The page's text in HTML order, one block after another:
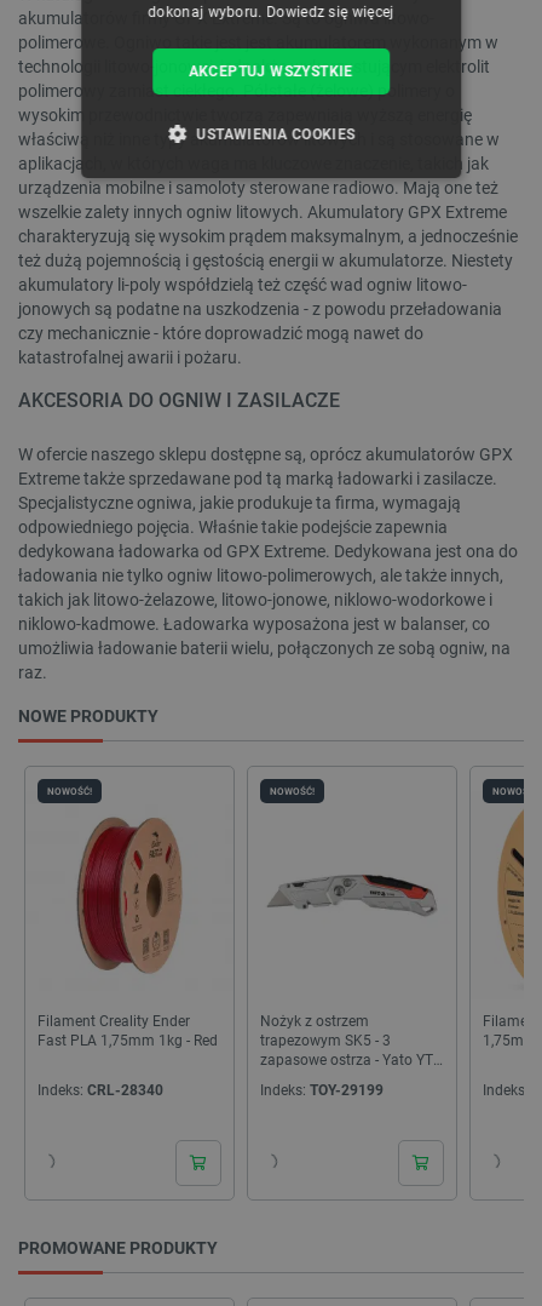
WYCZYŚĆ
Cena
209
Kategorie
NOWE PRODUKTY
Filament Creality Ender
Fast PLA 1,75mm 1kg - Red
Indeks: CRL-28340
NOWOŚĆ!
Nożyk z ostrzem
trapezowym SK5 - 3
zapasowe ostrza - Yato YT-
Indeks: TOY-29199
NOWOŚĆ!
1,75mm
Indeks:
NOWOŚĆ!
PROMOWANE PRODUKTY
akumulatorów firmy GPX Extreme. Są to ogniwa litowo-
polimerowe. Ogniwo takie jest jest akumulatorem wykonanym w
technologii litowo-jonowej, jednakże wykorzystującym elektrolit
polimerowy zamiast ciekłego. Półstałe (żelowe) polimery o
wysokim przewodnictwie tworzą zapewniają wyższą energię
właściwą niż inne typy akumulatorów litowych i są stosowane w
aplikacjach, w których waga ma kluczowe znaczenie, takich jak
urządzenia mobilne i samoloty sterowane radiowo. Mają one też
wszelkie zalety innych ogniw litowych. Akumulatory GPX Extreme
charakteryzują się wysokim prądem maksymalnym, a jednocześnie
też dużą pojemnością i gęstością energii w akumulatorze. Niestety
akumulatory li-poly współdzielą też część wad ogniw litowo-
jonowych są podatne na uszkodzenia - z powodu przeładowania
czy mechanicznie - które doprowadzić mogą nawet do
katastrofalnej awarii i pożaru.
AKCESORIA DO OGNIW I ZASILACZE
W ofercie naszego sklepu dostępne są, oprócz akumulatorów GPX
Extreme także sprzedawane pod tą marką ładowarki i zasilacze.
Specjalistyczne ogniwa, jakie produkuje ta firma, wymagają
odpowiedniego pojęcia. Właśnie takie podejście zapewnia
dedykowana ładowarka od GPX Extreme. Dedykowana jest ona do
ładowania nie tylko ogniw litowo-polimerowych, ale także innych,
takich jak litowo-żelazowe, litowo-jonowe, niklowo-wodorkowe i
niklowo-kadmowe. Ładowarka wyposażona jest w balanser, co
umożliwia ładowanie baterii wielu, połączonych ze sobą ogniw, na
raz.
dokonaj wyboru. Dowiedz się więcej
AKCEPTUJ WSZYSTKIE
USTAWIENIA COOKIES
NIEZBĘDNE WYDAJNOŚĆ
TARGETOWANIE
FUNKCJONALNOŚĆ
Funkcjonalność
Niezbędne pliki cookie umożliwiają korzystanie z
podstawowych funkcji strony internetowej, takich
jak logowanie użytkownika i zarządzanie kontem.
Bez niezbędnych plików cookie nie można
prawidłowo korzystać ze strony internetowej.
Nazwa
Provider /
Domena
PrestaShop-[abcdef0123456789]{32} .botland.com.pl
_lb .botland.com.pl
VISITOR_PRIVACY_METADATA
Polityce prywatności Google